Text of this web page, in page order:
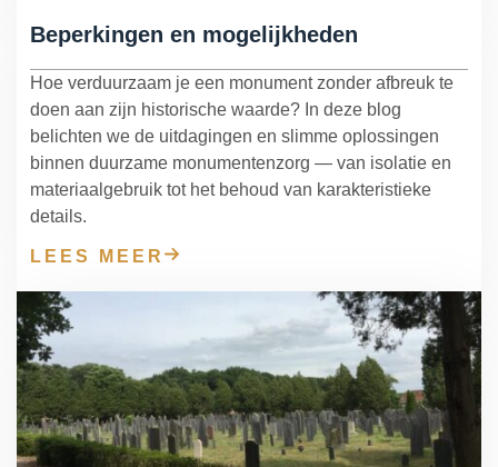
Beperkingen en mogelijkheden
Hoe verduurzaam je een monument zonder afbreuk te
doen aan zijn historische waarde? In deze blog
belichten we de uitdagingen en slimme oplossingen
binnen duurzame monumentenzorg — van isolatie en
materiaalgebruik tot het behoud van karakteristieke
details.
LEES MEER